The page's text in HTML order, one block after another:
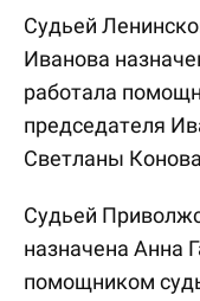
Судьей
Иванова
работала
председателя
Светланы
Судьей
назначена Анна
помощником